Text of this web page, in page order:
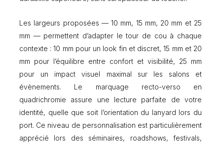
Les largeurs proposées — 10 mm, 15 mm, 20 mm et 25
mm — permettent d’adapter le tour de cou à chaque
contexte : 10 mm pour un look fin et discret, 15 mm et 20
mm pour l’équilibre entre confort et visibilité, 25 mm
pour un impact visuel maximal sur les salons et
évènements. Le marquage recto-verso en
quadrichromie assure une lecture parfaite de votre
identité, quelle que soit l’orientation du lanyard lors du
port. Ce niveau de personnalisation est particulièrement
apprécié lors des séminaires, roadshows, festivals,